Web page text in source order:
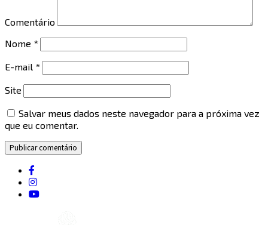
Comentário
Nome *
E-mail *
Site
Salvar meus dados neste navegador para a próxima vez
que eu comentar.